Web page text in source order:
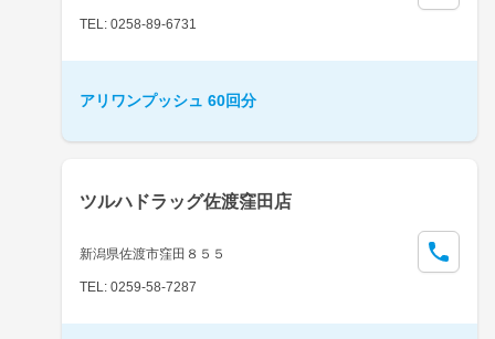
TEL: 0258-89-6731
アリワンプッシュ 60回分
ツルハドラッグ佐渡窪田店
新潟県佐渡市窪田８５５
TEL: 0259-58-7287